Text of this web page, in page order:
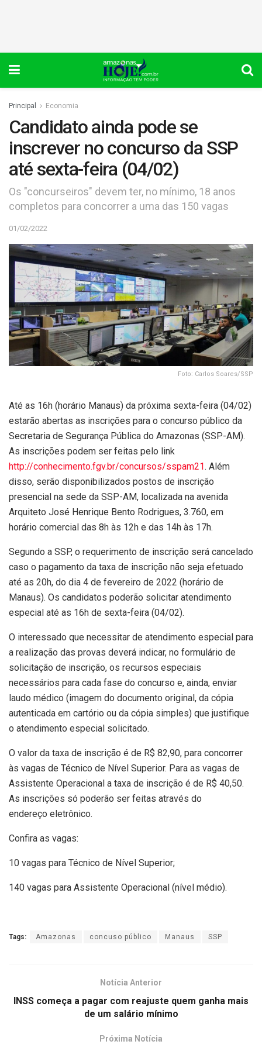
Principal Economia
Candidato ainda pode se
inscrever no concurso da SSP
até sexta-feira (04/02)
Os "concurseiros" devem ter, no mínimo, 18 anos
completos para concorrer a uma das 150 vagas
01/02/2022
Foto: Carlos Soares/SSP
Até as 16h (horário Manaus) da próxima sexta-feira (04/02)
estarão abertas as inscrições para o concurso público da
Secretaria de Segurança Pública do Amazonas (SSP-AM).
As inscrições podem ser feitas pelo link
http://conhecimento.fgv.br/concursos/sspam21. Além
disso, serão disponibilizados postos de inscrição
presencial na sede da SSP-AM, localizada na avenida
Arquiteto José Henrique Bento Rodrigues, 3.760, em
horário comercial das 8h às 12h e das 14h às 17h.
Segundo a SSP, o requerimento de inscrição será cancelado
caso o pagamento da taxa de inscrição não seja efetuado
até as 20h, do dia 4 de fevereiro de 2022 (horário de
Manaus). Os candidatos poderão solicitar atendimento
especial até as 16h de sexta-feira (04/02).
O interessado que necessitar de atendimento especial para
a realização das provas deverá indicar, no formulário de
solicitação de inscrição, os recursos especiais
necessários para cada fase do concurso e, ainda, enviar
laudo médico (imagem do documento original, da cópia
autenticada em cartório ou da cópia simples) que justifique
o atendimento especial solicitado.
O valor da taxa de inscrição é de R$ 82,90, para concorrer
às vagas de Técnico de Nível Superior. Para as vagas de
Assistente Operacional a taxa de inscrição é de R$ 40,50.
As inscrições só poderão ser feitas através do
endereço eletrônico.
Confira as vagas:
10 vagas para Técnico de Nível Superior;
140 vagas para Assistente Operacional (nível médio).
Tags: Amazonas concuso público Manaus SSP
Notícia Anterior
INSS começa a pagar com reajuste quem ganha mais
de um salário mínimo
Próxima Notícia